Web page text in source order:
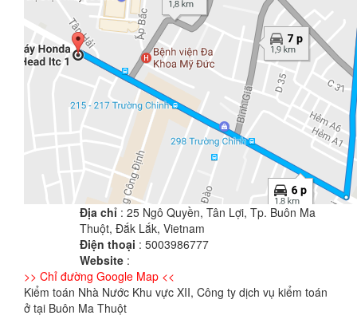
Địa chỉ : 25 Ngô Quyền, Tân Lợi, Tp. Buôn Ma
Thuột, Đắk Lắk, Vietnam
Điện thoại : 5003986777
Website :
>> Chỉ đường Google Map <<
Kiểm toán Nhà Nước Khu vực XII, Công ty dịch vụ kiểm toán
ở tại Buôn Ma Thuột